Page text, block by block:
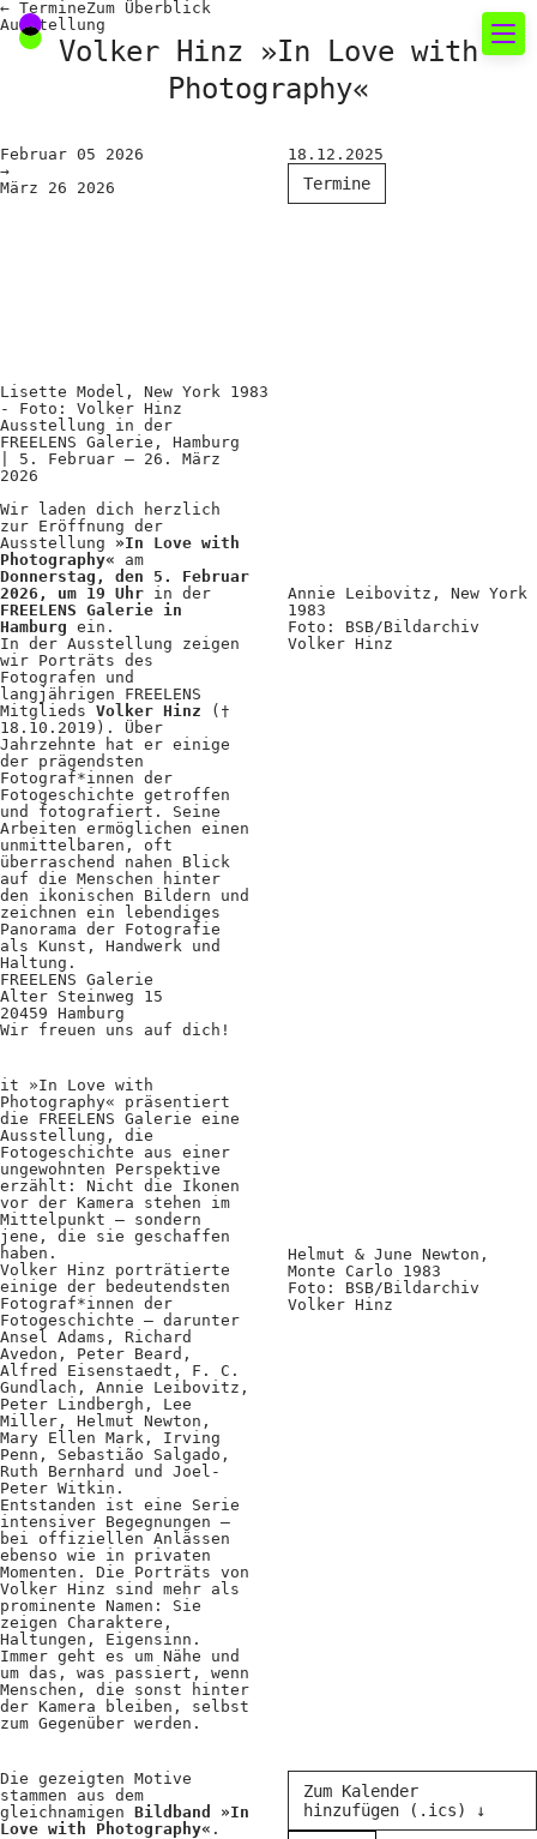
Neues rund um die
Fotografie
Fakten für Politik und
Öffentlichkeit
Positionen
Verband
Fotograf*innen
Regionalgruppen
Projekte und Publikationen
Foundation
Services für
Fotograf*innen
Mitglied werden
Presseausweis
Mein FREELENS
Kooperationen
Wissen A-Z
Login
← TermineZum Überblick
Ausstellung
Volker Hinz »In Love with
Photography«
Februar 05
2026
→
März
26 2026
18.12.2025
Termine
Lisette Model, New York 1983
- Foto: Volker Hinz
Ausstellung in der
FREELENS Galerie, Hamburg
| 5. Februar – 26. März
2026
Wir laden dich herzlich
zur Eröffnung der
Ausstellung »In Love with
Photography« am
Donnerstag, den 5. Februar
2026, um 19 Uhr in der
FREELENS Galerie in
Hamburg ein.
In der Ausstellung zeigen
wir Porträts des
Fotografen und
langjährigen FREELENS
Mitglieds Volker Hinz
(†
18.10.2019). Über
Jahrzehnte hat er einige
der prägendsten
Fotograf*innen der
Fotogeschichte getroffen
und fotografiert. Seine
Arbeiten ermöglichen einen
unmittelbaren, oft
überraschend nahen Blick
auf die Menschen hinter
den ikonischen Bildern und
zeichnen ein lebendiges
Panorama der Fotografie
als Kunst, Handwerk und
Haltung.
FREELENS Galerie
Alter Steinweg 15
20459 Hamburg
Wir freuen uns auf dich!
Annie Leibovitz, New York
1983
Foto: BSB/Bildarchiv
Volker Hinz
it »In Love with
Photography« präsentiert
die FREELENS Galerie eine
Ausstellung, die
Fotogeschichte aus einer
ungewohnten Perspektive
erzählt: Nicht die Ikonen
vor der Kamera stehen im
Mittelpunkt – sondern
jene, die sie geschaffen
haben.
Volker Hinz porträtierte
einige der bedeutendsten
Fotograf*innen der
Fotogeschichte – darunter
Ansel Adams, Richard
Avedon, Peter Beard,
Alfred Eisenstaedt, F. C.
Gundlach, Annie Leibovitz,
Peter Lindbergh, Lee
Miller, Helmut Newton,
Mary Ellen Mark, Irving
Penn, Sebastião Salgado,
Ruth Bernhard und Joel-
Peter Witkin.
Entstanden ist eine Serie
intensiver Begegnungen –
bei offiziellen Anlässen
ebenso wie in privaten
Momenten. Die Porträts von
Volker Hinz sind mehr als
prominente Namen: Sie
zeigen Charaktere,
Haltungen, Eigensinn.
Immer geht es um Nähe und
um das, was passiert, wenn
Menschen, die sonst hinter
der Kamera bleiben, selbst
zum Gegenüber werden.
Helmut & June Newton,
Monte Carlo 1983
Foto: BSB/Bildarchiv
Volker Hinz
Die gezeigten Motive
stammen aus dem
gleichnamigen Bildband »In
Love with Photography« .
Zum Kalender
hinzufügen (.ics) ↓